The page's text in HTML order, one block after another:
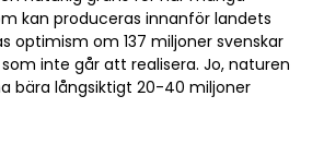
kan produceras innanför landets
optimism om 137 miljoner svenskar
inte går att realisera. Jo, naturen
bära långsiktigt 20-40 miljoner